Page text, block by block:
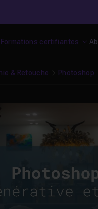
Formations certifiantes
& Retouche Photoshop